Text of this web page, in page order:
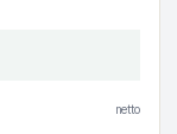
netto